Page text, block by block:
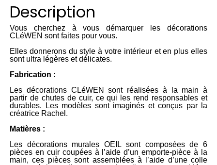
Description
Vous cherchez à vous démarquer les décorations
CLéWEN sont faites pour vous.
Elles donnerons du style à votre intérieur et en plus elles
sont ultra légères et délicates.
Fabrication :
Les décorations CLéWEN sont réalisées à la main à
partir de chutes de cuir, ce qui les rend responsables et
durables. Les modèles sont imaginés et conçus par la
créatrice Rachel.
Matières :
Les décorations murales OEIL sont composées de 6
pièces en cuir coupées à l’aide d’un emporte-pièce à la
main, ces pièces sont assemblées à l’aide d’une colle